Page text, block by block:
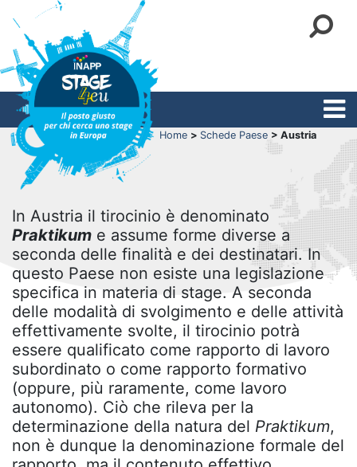
Home > Schede Paese > Austria
In Austria il tirocinio è denominato
Praktikum e assume forme diverse a
seconda delle finalità e dei destinatari. In
questo Paese non esiste una legislazione
specifica in materia di stage. A seconda
delle modalità di svolgimento e delle attività
effettivamente svolte, il tirocinio potrà
essere qualificato come rapporto di lavoro
subordinato o come rapporto formativo
(oppure, più raramente, come lavoro
autonomo). Ciò che rileva per la
determinazione della natura del Praktikum,
non è dunque la denominazione formale del